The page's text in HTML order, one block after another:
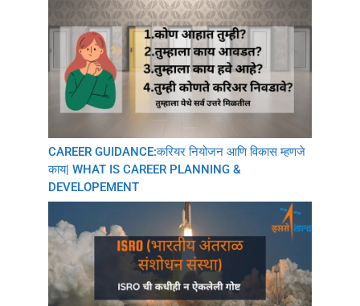
CAREER GUIDANCE:करियर नियोजन आणि विकास म्हणजे
काय| WHAT IS CAREER PLANNING &
DEVELOPEMENT